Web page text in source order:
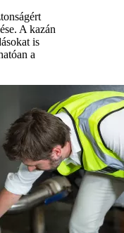
A kazán
is
a